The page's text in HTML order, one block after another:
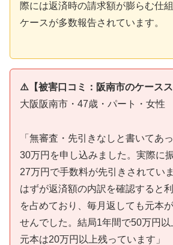
際には返済時の請求額が膨らむ仕
ケースが多数報告されています。
⚠️【被害口コミ：阪南市のケースス
大阪阪南市・47歳・パート・女性
「無審査・先引きなしと書いてあ
30万円を申し込みました。実際に
27万円で手数料が先引きされてい
はずが返済額の内訳を確認すると
を占めており、毎月返しても元本
せんでした。結局1年間で50万円
元本は20万円以上残っています」